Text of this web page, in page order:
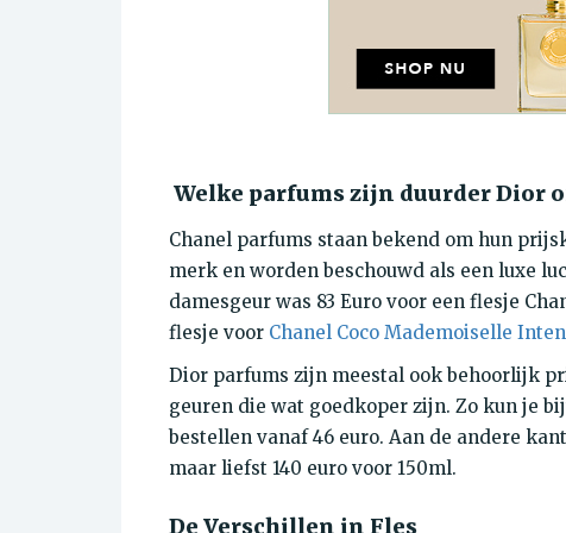
Welke parfums zijn duurder Dior
Chanel parfums staan bekend om hun
merk en worden beschouwd als een luxe
damesgeur was 83 Euro voor een flesje
flesje voor Chanel Coco Mademoiselle
Dior parfums zijn meestal ook behoorlijk
geuren die wat goedkoper zijn. Zo kun je
bestellen vanaf 46 euro. Aan de andere
maar liefst 140 euro voor 150ml.
De Verschillen in Fles